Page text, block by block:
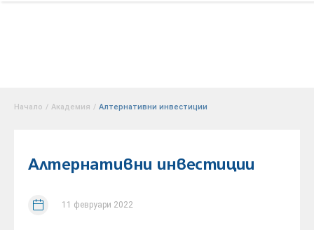
Начало / Академия / Алтернативни инвестиции
Алтернативни инвестиции
11 февруари 2022